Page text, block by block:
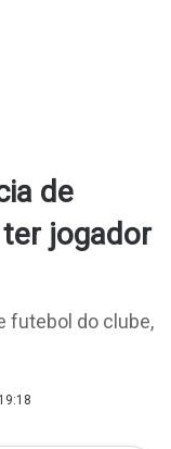
de
jogador
futebol do clube,